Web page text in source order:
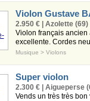
Violon Gustave
2.950 € | Azolette (69)
Violon français ancien
excellente. Cordes
Musique > Violons
Super violon
2.300 € | Aigueperse
Vends un très très